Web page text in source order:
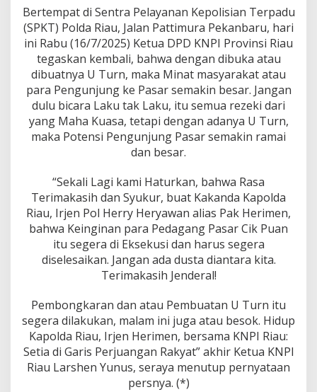
i
m
a
k
a
s
i
h
B
u
a
p
a
k
a
p
o
"
Bertempat di Sentra Pelayanan Kepolisian Terpadu
(SPKT) Polda Riau, Jalan Pattimura Pekanbaru, hari
ini Rabu (16/7/2025) Ketua DPD KNPI Provinsi Riau
tegaskan kembali, bahwa dengan dibuka atau
dibuatnya U Turn, maka Minat masyarakat atau
para Pengunjung ke Pasar semakin besar. Jangan
dulu bicara Laku tak Laku, itu semua rezeki dari
yang Maha Kuasa, tetapi dengan adanya U Turn,
maka Potensi Pengunjung Pasar semakin ramai
dan besar.
“Sekali Lagi kami Haturkan, bahwa Rasa
Terimakasih dan Syukur, buat Kakanda Kapolda
Riau, Irjen Pol Herry Heryawan alias Pak Herimen,
bahwa Keinginan para Pedagang Pasar Cik Puan
itu segera di Eksekusi dan harus segera
diselesaikan. Jangan ada dusta diantara kita.
Terimakasih Jenderal!
Pembongkaran dan atau Pembuatan U Turn itu
segera dilakukan, malam ini juga atau besok. Hidup
Kapolda Riau, Irjen Herimen, bersama KNPI Riau:
Setia di Garis Perjuangan Rakyat” akhir Ketua KNPI
Riau Larshen Yunus, seraya menutup pernyataan
persnya. (*)